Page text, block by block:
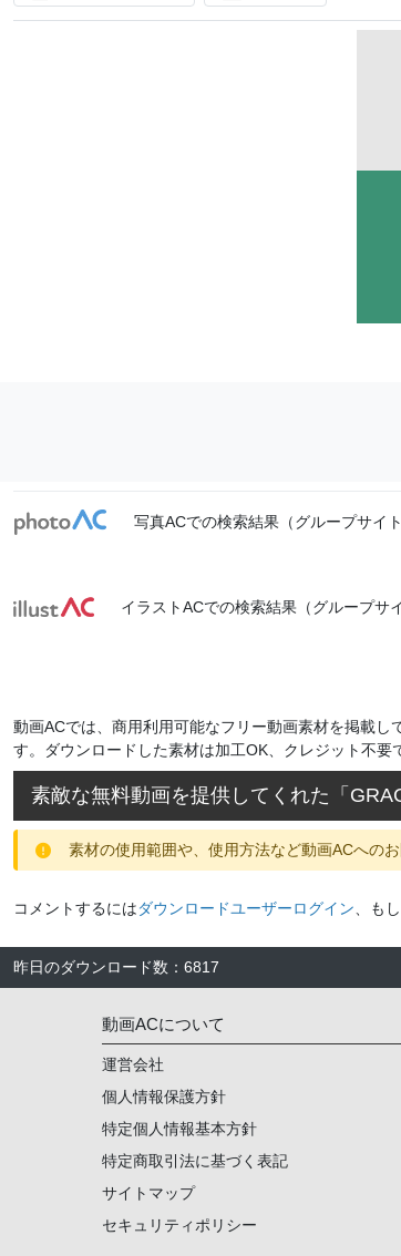
写真ACでの検索結果（グループサイ
イラストACでの検索結果（グループサ
動画ACでは、商用利用可能なフリー動画素材を掲載し
す。ダウンロードした素材は加工OK、クレジット不要
素敵な無料動画を提供してくれた「
素材の使用範囲や、使用方法など動画ACへの
コメントするにはダウンロードユーザーログイン 、も
昨日のダウンロード数 ： 6817
動画ACについて
運営会社
個人情報保護方針
特定個人情報基本方針
特定商取引法に基づく表記
サイトマップ
セキュリティポリシー